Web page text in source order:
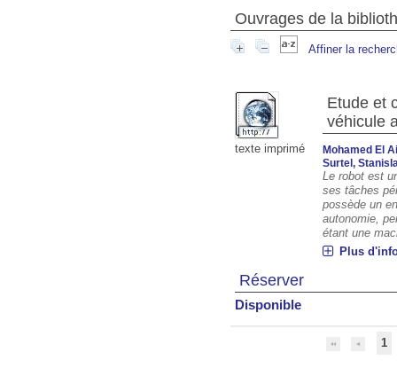
Ouvrages de la
Affiner la
texte imprimé
Etude et
véhicule
Mohamed El
Surtel,
Le robot est
ses tâches
possède un
autonomie,
étant une
Plus
Réserver
Disponible
1